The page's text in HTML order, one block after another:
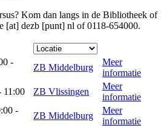
Kom dan langs in de Bibliotheek of
[at] dezb [punt] nl of 0118-654000.
-
ZB Middelburg
Meer
informatie
11:00
ZB Vlissingen
Meer
informatie
-
ZB Middelburg
Meer
informatie